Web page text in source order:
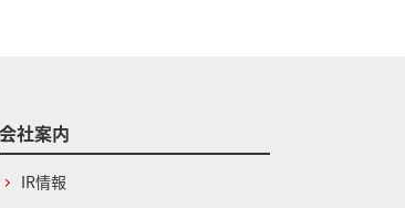
会社案内
IR情報